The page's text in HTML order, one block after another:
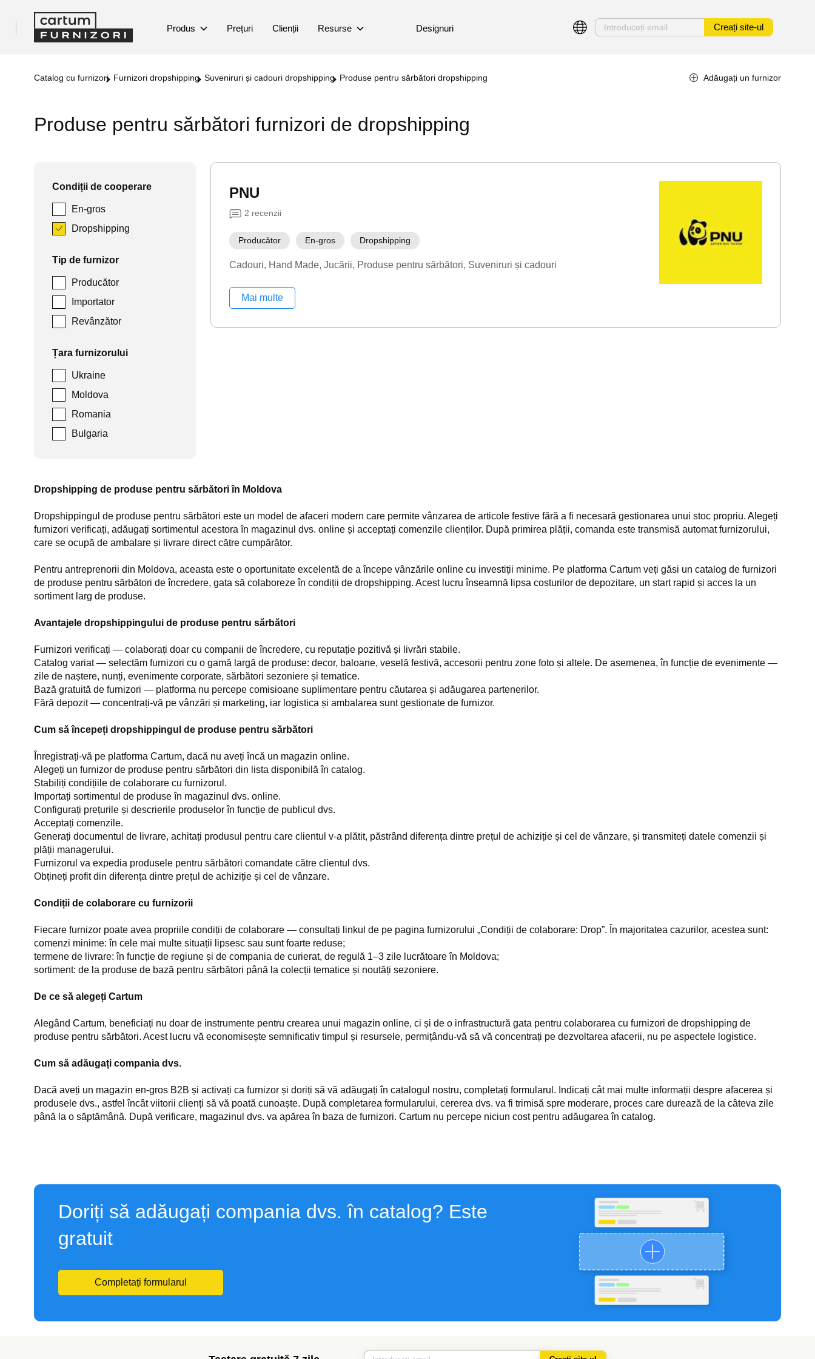
Produs Prețuri Clienții Resurse Designuri Creați site-ul
Catalog cu furnizori Furnizori dropshipping Suveniruri și cadouri dropshipping Produse pentru sărbători dropshipping Adăugați un furnizor
Produse pentru sărbători furnizori de dropshipping
Condiții de cooperare
En-gros
Dropshipping
Tip de furnizor
Producător
Importator
Revânzător
Țara furnizorului
Ukraine
Moldova
Romania
Bulgaria
PNU
2 recenzii
Producător En-gros Dropshipping
Cadouri Hand Made Jucării Produse pentru sărbători Suveniruri și cadouri
Mai multe
Dropshipping de produse pentru sărbători în Moldova
Dropshippingul de produse pentru sărbători este un model de afaceri modern care permite vânzarea de articole festive fără a fi necesară gestionarea unui stoc propriu. Alegeți
furnizori verificați, adăugați sortimentul acestora în magazinul dvs. online și acceptați comenzile clienților. După primirea plății, comanda este transmisă automat furnizorului,
care se ocupă de ambalare și livrare direct către cumpărător.
Pentru antreprenorii din Moldova, aceasta este o oportunitate excelentă de a începe vânzările online cu investiții minime. Pe platforma Cartum veți găsi un catalog de furnizori
de produse pentru sărbători de încredere, gata să colaboreze în condiții de dropshipping. Acest lucru înseamnă lipsa costurilor de depozitare, un start rapid și acces la un
sortiment larg de produse.
Avantajele dropshippingului de produse pentru sărbători
Furnizori verificați — colaborați doar cu companii de încredere, cu reputație pozitivă și livrări stabile.
Catalog variat — selectăm furnizori cu o gamă largă de produse: decor, baloane, veselă festivă, accesorii pentru zone foto și altele. De asemenea, în funcție de evenimente —
zile de naștere, nunți, evenimente corporate, sărbători sezoniere și tematice.
Bază gratuită de furnizori — platforma nu percepe comisioane suplimentare pentru căutarea și adăugarea partenerilor.
Fără depozit — concentrați-vă pe vânzări și marketing, iar logistica și ambalarea sunt gestionate de furnizor.
Cum să începeți dropshippingul de produse pentru sărbători
Înregistrați-vă pe platforma Cartum, dacă nu aveți încă un magazin online.
Alegeți un furnizor de produse pentru sărbători din lista disponibilă în catalog.
Stabiliți condițiile de colaborare cu furnizorul.
Importați sortimentul de produse în magazinul dvs. online.
Configurați prețurile și descrierile produselor în funcție de publicul dvs.
Acceptați comenzile.
Generați documentul de livrare, achitați produsul pentru care clientul v-a plătit, păstrând diferența dintre prețul de achiziție și cel de vânzare, și transmiteți datele comenzii și
plății managerului.
Furnizorul va expedia produsele pentru sărbători comandate către clientul dvs.
Obțineți profit din diferența dintre prețul de achiziție și cel de vânzare.
Condiții de colaborare cu furnizorii
Fiecare furnizor poate avea propriile condiții de colaborare — consultați linkul de pe pagina furnizorului „Condiții de colaborare: Drop”. În majoritatea cazurilor, acestea sunt:
comenzi minime: în cele mai multe situații lipsesc sau sunt foarte reduse;
termene de livrare: în funcție de regiune și de compania de curierat, de regulă 1–3 zile lucrătoare în Moldova;
sortiment: de la produse de bază pentru sărbători până la colecții tematice și noutăți sezoniere.
De ce să alegeți Cartum
Alegând Cartum, beneficiați nu doar de instrumente pentru crearea unui magazin online, ci și de o infrastructură gata pentru colaborarea cu furnizori de dropshipping de
produse pentru sărbători. Acest lucru vă economisește semnificativ timpul și resursele, permițându-vă să vă concentrați pe dezvoltarea afacerii, nu pe aspectele logistice.
Cum să adăugați compania dvs.
Dacă aveți un magazin en-gros B2B și activați ca furnizor și doriți să vă adăugați în catalogul nostru, completați formularul. Indicați cât mai multe informații despre afacerea și
produsele dvs., astfel încât viitorii clienți să vă poată cunoaște. După completarea formularului, cererea dvs. va fi trimisă spre moderare, proces care durează de la câteva zile
până la o săptămână. După verificare, magazinul dvs. va apărea în baza de furnizori. Cartum nu percepe niciun cost pentru adăugarea în catalog.
Doriți să adăugați compania dvs. în catalog? Este
gratuit
Completați formularul